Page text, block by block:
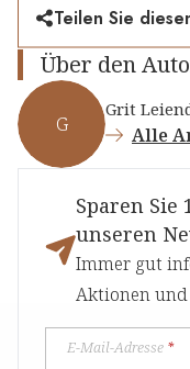
Teilen Sie
Über den
G
Grit
Alle
Sparen Sie
unseren
Immer gut
Aktionen
E-Mail-Adresse *